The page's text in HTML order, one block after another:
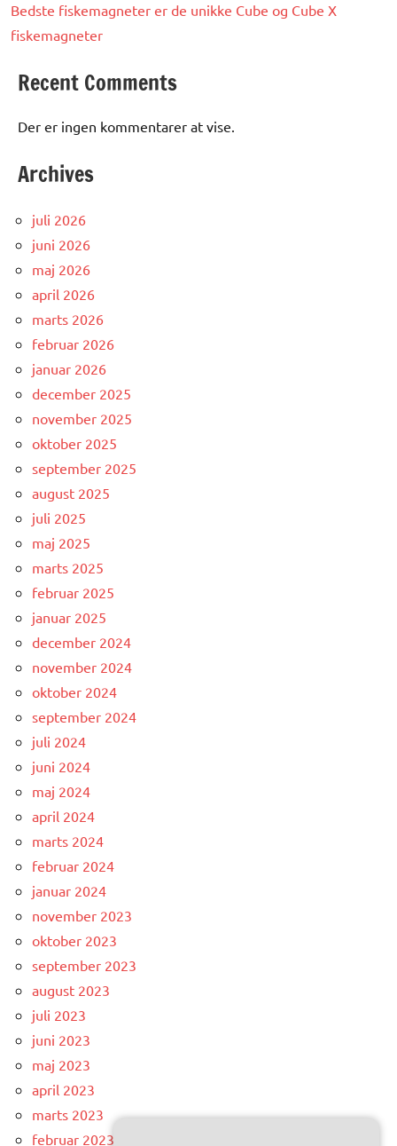
Bedste fiskemagneter er de unikke Cube og Cube X
fiskemagneter
Recent Comments
Der er ingen kommentarer at vise.
Archives
juli 2026
juni 2026
maj 2026
april 2026
marts 2026
februar 2026
januar 2026
december 2025
november 2025
oktober 2025
september 2025
august 2025
juli 2025
maj 2025
marts 2025
februar 2025
januar 2025
december 2024
november 2024
oktober 2024
september 2024
juli 2024
juni 2024
maj 2024
april 2024
marts 2024
februar 2024
januar 2024
november 2023
oktober 2023
september 2023
august 2023
juli 2023
juni 2023
maj 2023
april 2023
marts 2023
februar 2023